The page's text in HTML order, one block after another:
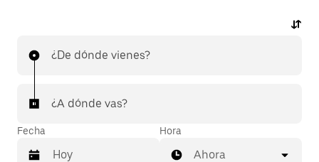
¿De dónde vienes?
¿A dónde vas?
Fecha Hora
Ahora